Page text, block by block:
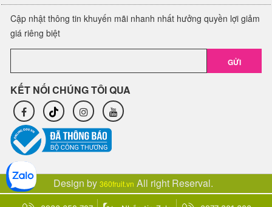
Cập nhật thông tin khuyến mãi nhanh nhất hưởng quyền lợi giảm
giá riêng biệt
GỬI
KẾT NỐI CHÚNG TÔI QUA
Design by 360fruit.vn All right Reserval.